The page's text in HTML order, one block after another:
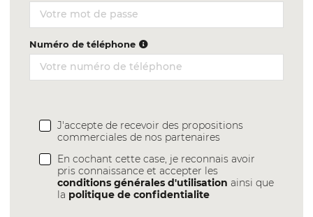
Numéro de téléphone
J'accepte de recevoir des propositions
commerciales de nos partenaires
En cochant cette case, je reconnais avoir
pris connaissance et accepter les
conditions générales d'utilisation ainsi que
la politique de confidentialite